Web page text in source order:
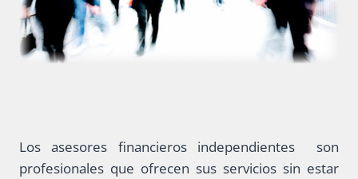
Los asesores financieros independientes son
profesionales que ofrecen sus servicios sin estar